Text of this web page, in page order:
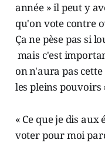
année » il peut y
qu'on vote contre
Ça ne pèse pas si
mais c'est
on n'aura pas
les pleins pouvoirs
« Ce que je dis
voter pour moi